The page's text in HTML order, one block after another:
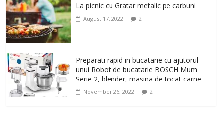
La picnic cu Gratar metalic pe carbuni
August 17, 2022 2
Preparati rapid in bucatarie cu ajutorul
unui Robot de bucatarie BOSCH Mum
Serie 2, blender, masina de tocat carne
November 26, 2022 2